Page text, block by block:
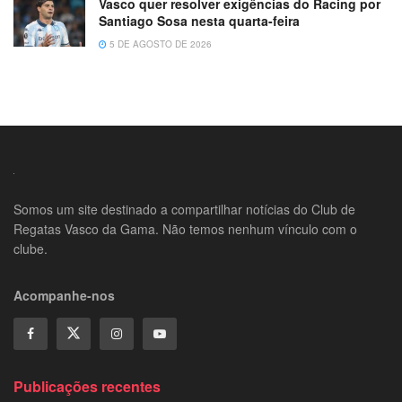
Santiago Sosa nesta quarta-feira
5 DE AGOSTO DE 2026
Somos um site destinado a compartilhar notícias do Club de
Regatas Vasco da Gama. Não temos nenhum vínculo com o
clube.
Acompanhe-nos
Publicações recentes